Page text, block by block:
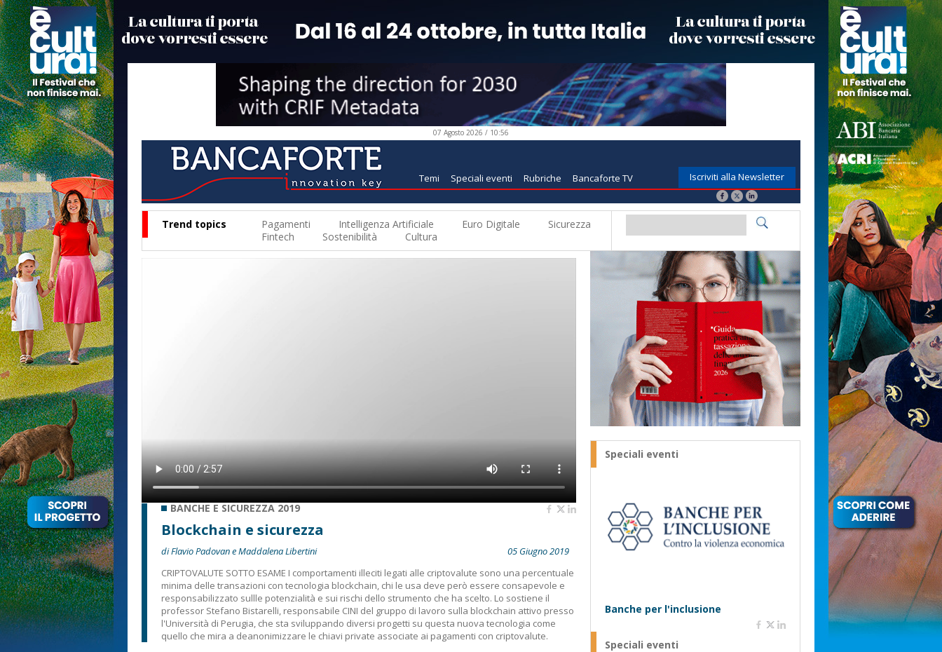
07 Agosto 2026 / 10:56
Temi Speciali eventi Rubriche Bancaforte TV Iscriviti alla Newsletter
Trend topics Pagamenti Intelligenza Artificiale Euro Digitale
Sicurezza
Fintech
Sostenibilità Cultura
BANCHE E SICUREZZA 2019
Blockchain e sicurezza
di Flavio Padovan e Maddalena Libertini
05 Giugno 2019
CRIPTOVALUTE SOTTO ESAME I comportamenti illeciti legati alle criptovalute sono una percentuale
minima delle transazioni con tecnologia blockchain, chi le usa deve però essere consapevole e
responsabilizzato sullle potenzialità e sui rischi dello strumento che ha scelto. Lo sostiene il
professor Stefano Bistarelli, responsabile CINI del gruppo di lavoro sulla blockchain attivo presso
l'Università di Perugia, che sta sviluppando diversi progetti su questa nuova tecnologia come
quello che mira a deanonimizzare le chiavi private associate ai pagamenti con criptovalute.
Speciali eventi
Banche per l'inclusione
Speciali eventi